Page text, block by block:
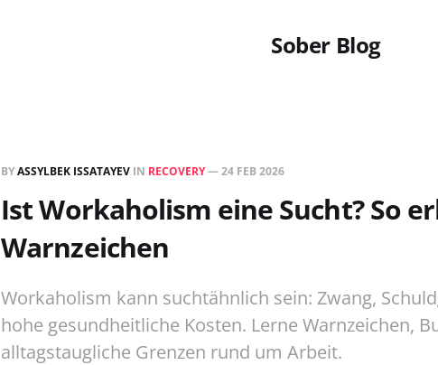
Sober Blog
BYASSYLBEK ISSATAYEV IN RECOVERY—24 FEB 2026
Ist Workaholism eine Sucht? So
Warnzeichen
Workaholism kann suchtähnlich sein: Zwang,
hohe gesundheitliche Kosten. Lerne Warnzeichen,
alltagstaugliche Grenzen rund um Arbeit.